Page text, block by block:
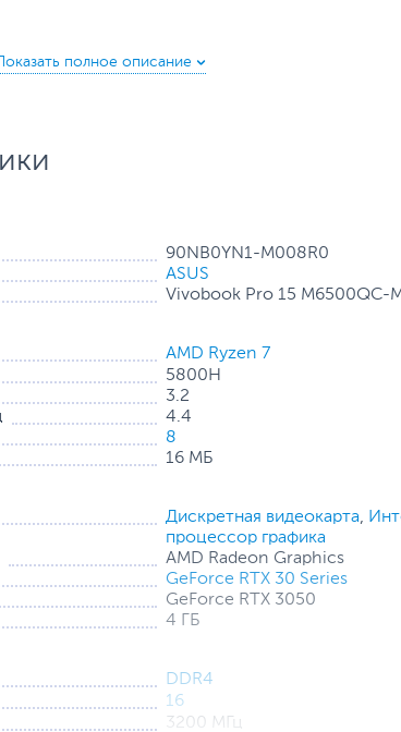
мир
OLED-дисплеем: 15,6",
Гц
ноутбук, который выдает красочное
с частотой обновления 120 Гц.
AMD Ryzen 5000-й серии и
с максимальной
системы охлаждения.
90NB0YN1-M008R0
ASUS
Vivobook Pro 15 M6500QC-
AMD Ryzen 7
5800H
3.2
4.4
8
16 МБ
Дискретная видеокарта,
процессор графика
AMD Radeon Graphics
GeForce RTX 30 Series
GeForce RTX 3050
4 ГБ
DDR4
16
3200 МГц